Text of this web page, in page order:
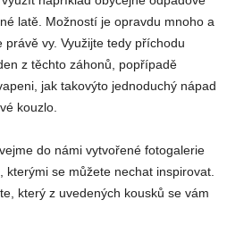
latě. Možností je opravdu mnoho a
vy. Využijte tedy příchodu
z těchto záhonů, popřípadě
jak takovýto jednoduchý nápad
kouzlo.
do námi vytvořené fotogalerie
se můžete nechat inspirovat.
který z uvedených kousků se vám